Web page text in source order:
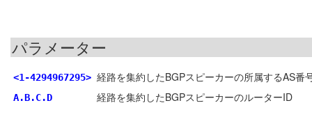
パラメーター
<1-4294967295> 経路を集約したBGPスピーカーの所属するAS番
A.B.C.D 経路を集約したBGPスピーカーのルーターID